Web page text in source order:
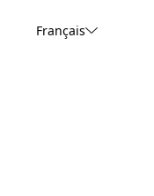
Français